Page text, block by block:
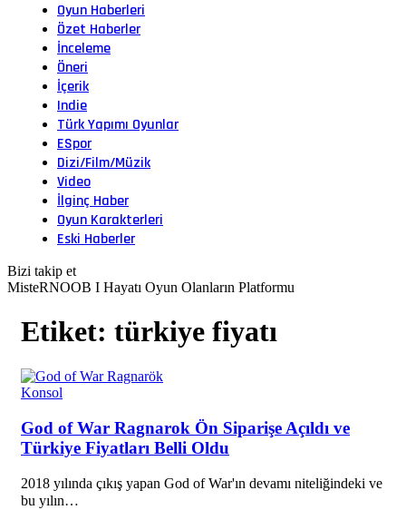
Oyun Haberleri
Özet Haberler
İnceleme
Öneri
İçerik
Indie
Türk Yapımı Oyunlar
ESpor
Dizi/Film/Müzik
Video
İlginç Haber
Oyun Karakterleri
Eski Haberler
Bizi takip et
MisteRNOOB I Hayatı Oyun Olanların Platformu
Etiket: türkiye fiyatı
Konsol
God of War Ragnarok Ön Siparişe Açıldı ve
Türkiye Fiyatları Belli Oldu
2018 yılında çıkış yapan God of War'ın devamı niteliğindeki ve
bu yılın…